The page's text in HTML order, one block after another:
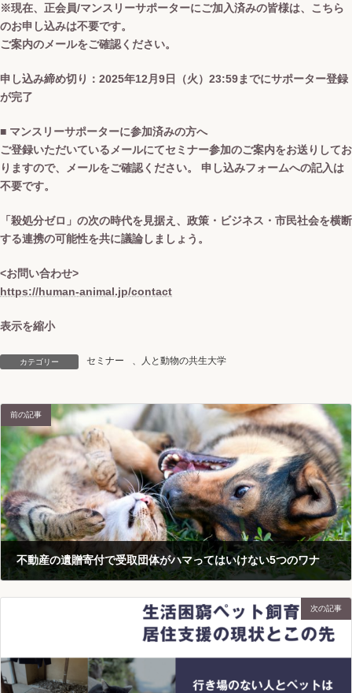
※現在、正会員/マンスリーサポーターにご加入済みの皆様は、こちら
のお申し込みは不要です。
ご案内のメールをご確認ください。
申し込み締め切り：2025年12月9日（火）23:59までにサポーター登録
が完了
■ マンスリーサポーターに参加済みの方へ
ご登録いただいているメールにてセミナー参加のご案内をお送りしてお
りますので、メールをご確認ください。 申し込みフォームへの記入は
不要です。
「殺処分ゼロ」の次の時代を見据え、政策・ビジネス・市民社会を横断
する連携の可能性を共に議論しましょう。
<お問い合わせ>
https://human-animal.jp/contact
表示を縮小
カテゴリー セミナー 、 人と動物の共生大学
前の記事
不動産の遺贈寄付で受取団体がハマってはいけない5つのワナ
次の記事